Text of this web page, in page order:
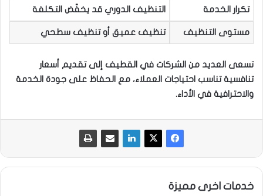
تكرار الخدمة التنظيف الدوري قد يخفّض التكلفة
مستوى التنظيف تنظيف عميق أو تنظيف سطحي
تسعى العديد من الشركات في القطيف إلى تقديم أسعار
تنافسية تناسب احتياجات العملاء، مع الحفاظ على جودة الخدمة
والاحترافية في الأداء.
خدمات اخرى مميزة